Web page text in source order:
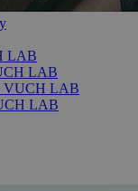
LAB
LAB
VUCH LAB
LAB